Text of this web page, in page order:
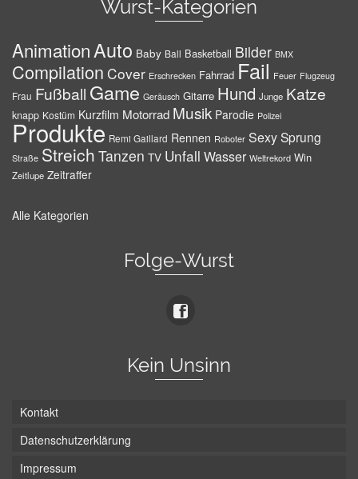
Wurst-Kategorien
AnimationAuto Baby Ball Basketball Bilder BMX
Compilation Cover Erschrecken Fahrrad Fail Feuer Flugzeug
Frau Fußball Game Geräusch Gitarre Hund Junge Katze
knapp Kostüm Kurzfilm Motorrad Musik Parodie Polizei
Produkte Remi Gaillard Rennen Roboter SexySprung
Straße Streich Tanzen TV Unfall Wasser Weltrekord Win
Zeitlupe Zeitraffer
Alle Kategorien
Folge-Wurst
Kein Unsinn
Kontakt
Datenschutzerklärung
Impressum